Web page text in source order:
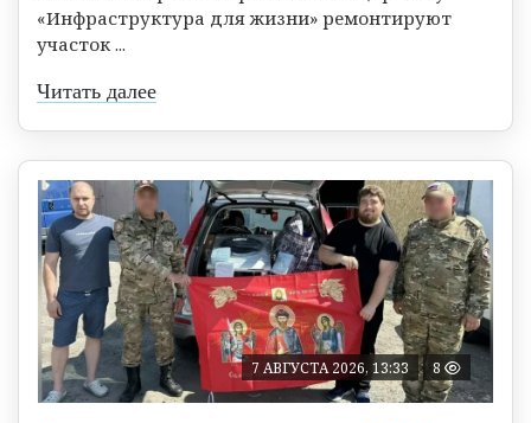
«Инфраструктура для жизни» ремонтируют
участок ...
Читать далее
7 АВГУСТА 2026, 13:33 8